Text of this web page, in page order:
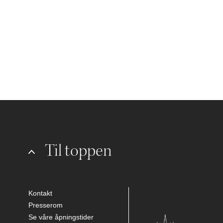
Til toppen
Kontakt
Presserom
Se våre åpningstider